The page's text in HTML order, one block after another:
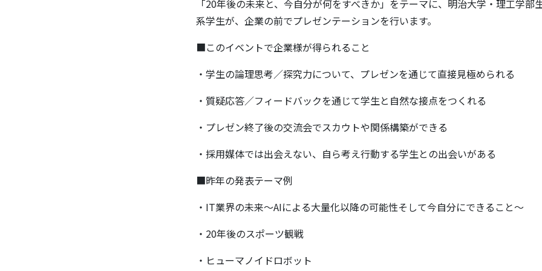
「20年後の未来と、今自分が何をすべきか」をテーマに、明治大学・理工学部
系学生が、企業の前でプレゼンテーションを行います。
■このイベントで企業様が得られること
・学生の論理思考／探究力について、プレゼンを通じて直接見極められる
・質疑応答／フィードバックを通じて学生と自然な接点をつくれる
・プレゼン終了後の交流会でスカウトや関係構築ができる
・採用媒体では出会えない、自ら考え行動する学生との出会いがある
■昨年の発表テーマ例
・IT業界の未来～AIによる大量化以降の可能性そして今自分にできること～
・20年後のスポーツ観戦
・ヒューマノイドロボット